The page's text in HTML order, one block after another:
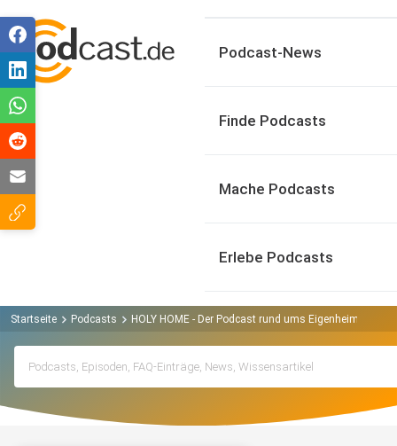
Podcast-News
Finde Podcasts
Mache Podcasts
Erlebe Podcasts
Startseite Podcasts HOLY HOME - Der Podcast rund ums Eigenheim und